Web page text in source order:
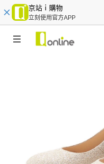
京站ｉ購物
立刻使用官方APP